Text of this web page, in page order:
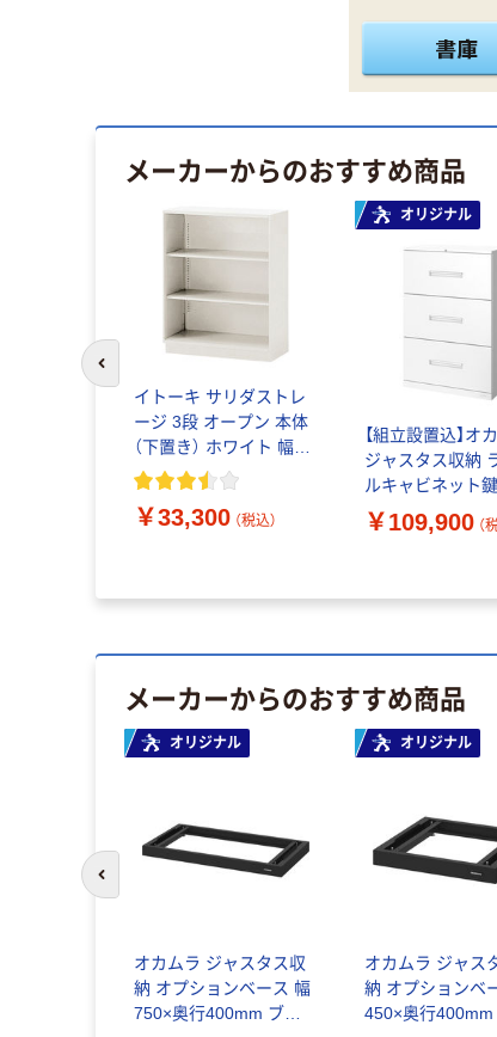
メーカーからのおすすめ商品
イトーキ サリダストレ
ージ 3段 オープン 本体
（下置き） ホワイト 幅
900×奥行450×高さ
￥33,300 （税込）
オリジナル
【組立設置込】オ
ジャスタス収納
ルキャビネット鍵
体（下置き） 幅
400×高さ
￥109,900 （
前のスライドへ
メーカーからのおすすめ商品
オリジナル
オカムラ ジャスタス収
納 オプションベース 幅
750×奥行400mm ブラ
オリジナル
オカムラ ジャス
納 オプションベ
450×奥行400mm